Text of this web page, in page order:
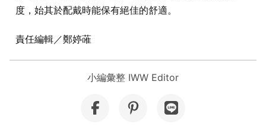
度，始其於配戴時能保有絕佳的舒適。
責任編輯／鄭婷蓶
小編彙整 IWW Editor